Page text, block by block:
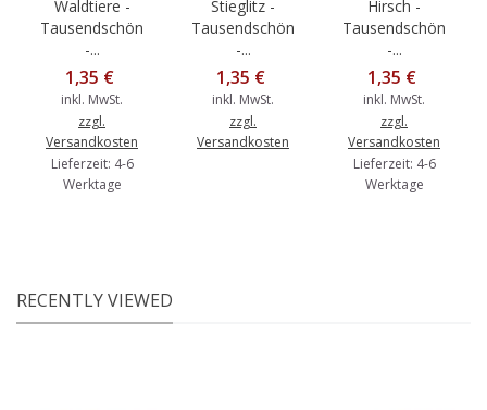
Waldtiere -
Tausendschön
-...
1,35 €
inkl. MwSt.
zzgl.
Versandkosten
Lieferzeit: 4-6
Werktage
Stieglitz -
Tausendschön
-...
1,35 €
inkl. MwSt.
zzgl.
Versandkosten
Hirsch -
Tausendschön
-...
1,35 €
inkl. MwSt.
zzgl.
Versandkosten
Lieferzeit: 4-6
Werktage
RECENTLY VIEWED